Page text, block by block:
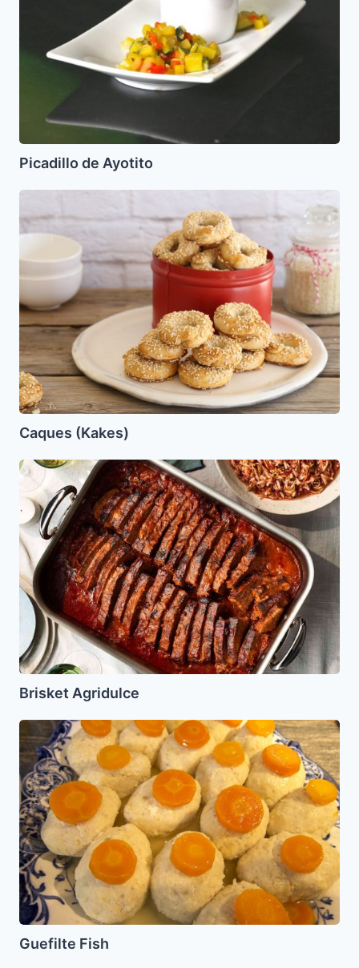
Picadillo de Ayotito
(Kakes)
Caques (Kakes)
Brisket
Agridulce
Brisket Agridulce
Guefilte
Fish
Guefilte Fish